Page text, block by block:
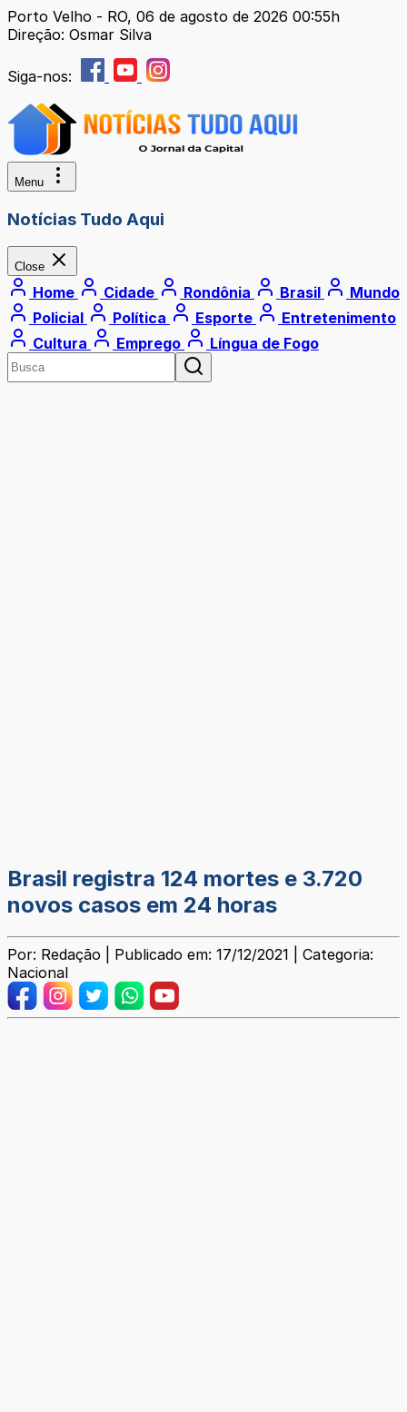
Porto Velho - RO, 06 de agosto de 2026 00:55h
Direção: Osmar Silva
Siga-nos:
Menu
Notícias Tudo Aqui
Close
Home Cidade Rondônia Brasil
Mundo
Policial
Política Esporte
Entretenimento
Cultura
Emprego Língua de Fogo
Brasil registra 124 mortes e 3.720
novos casos em 24 horas
Por: Redação | Publicado em: 17/12/2021 | Categoria:
Nacional